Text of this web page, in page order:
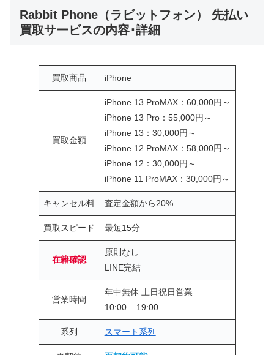
Rabbit Phone（ラビットフォン） 先払い
買取サービスの内容･詳細
買取商品 iPhone
買取金額
iPhone 13 ProMAX：60,000円～
iPhone 13 Pro：55,000円～
iPhone 13：30,000円～
iPhone 12 ProMAX：58,000円～
iPhone 12：30,000円～
iPhone 11 ProMAX：30,000円～
キャンセル料 査定金額から20%
買取スピード 最短15分
在籍確認
原則なし
LINE完結
営業時間
年中無休 土日祝日営業
10:00 – 19:00
系列 スマート系列